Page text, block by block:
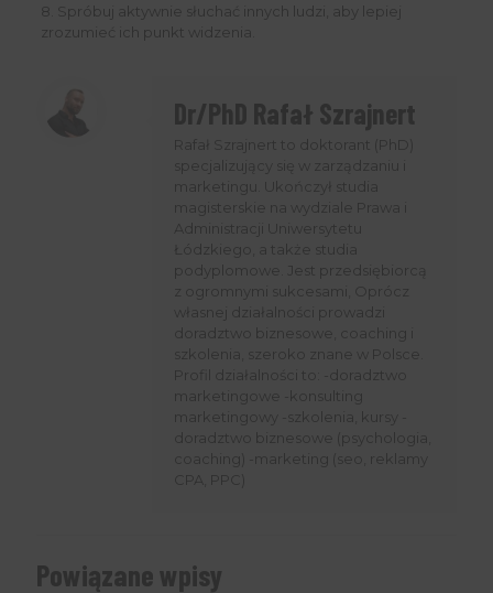
8. Spróbuj aktywnie słuchać innych ludzi, aby lepiej
zrozumieć ich punkt widzenia.
Dr/PhD Rafał Szrajnert
Rafał Szrajnert to doktorant (PhD)
specjalizujący się w zarządzaniu i
marketingu. Ukończył studia
magisterskie na wydziale Prawa i
Administracji Uniwersytetu
Łódzkiego, a także studia
podyplomowe. Jest przedsiębiorcą
z ogromnymi sukcesami, Oprócz
własnej działalności prowadzi
doradztwo biznesowe, coaching i
szkolenia, szeroko znane w Polsce.
Profil działalności to: -doradztwo
marketingowe -konsulting
marketingowy -szkolenia, kursy -
doradztwo biznesowe (psychologia,
coaching) -marketing (seo, reklamy
CPA, PPC)
Powiązane wpisy